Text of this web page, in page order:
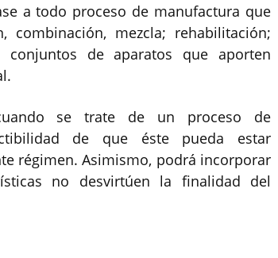
a todo proceso de manufactura que
combinación, mezcla; rehabilitación;
de aparatos que aporten
se trate de un proceso de
de que éste pueda estar
régimen. Asimismo, podrá incorporar
no desvirtúen la finalidad del